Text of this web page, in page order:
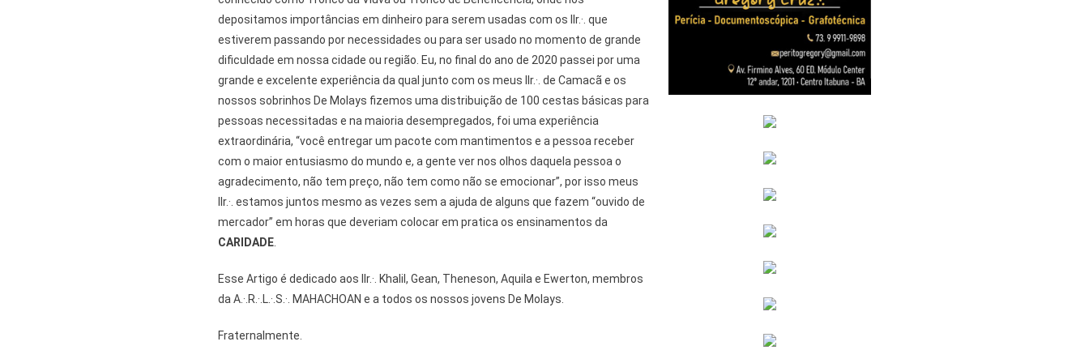
depositamos importâncias em dinheiro para serem usadas com os IIr.·. que
estiverem passando por necessidades ou para ser usado no momento de grande
dificuldade em nossa cidade ou região. Eu, no final do ano de 2020 passei por uma
grande e excelente experiência da qual junto com os meus IIr.·. de Camacã e os
nossos sobrinhos De Molays fizemos uma distribuição de 100 cestas básicas para
pessoas necessitadas e na maioria desempregados, foi uma experiência
extraordinária, “você entregar um pacote com mantimentos e a pessoa receber
com o maior entusiasmo do mundo e, a gente ver nos olhos daquela pessoa o
agradecimento, não tem preço, não tem como não se emocionar”, por isso meus
IIr.·. estamos juntos mesmo as vezes sem a ajuda de alguns que fazem “ouvido de
mercador” em horas que deveriam colocar em pratica os ensinamentos da
CARIDADE.
Esse Artigo é dedicado aos IIr.·. Khalil, Gean, Theneson, Aquila e Ewerton, membros
da A.·.R.·.L.·.S.·. MAHACHOAN e a todos os nossos jovens De Molays.
Fraternalmente.